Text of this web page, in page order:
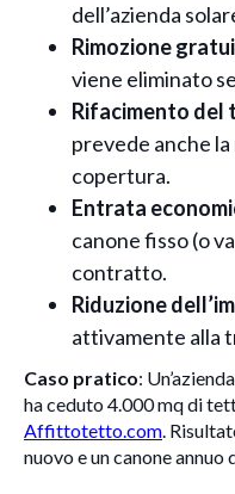
dell’azienda
Rimozione
viene eliminato
Rifacimento del
prevede anche
copertura.
Entrata
canone fisso (o
contratto.
Riduzione
attivamente alla
Caso pratico:
ha ceduto 4.000 mq di
Affittotetto.com.
nuovo e un canone